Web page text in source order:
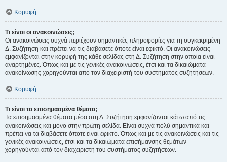
Κορυφή
Τι είναι οι ανακοινώσεις;
Οι ανακοινώσεις συχνά περιέχουν σημαντικές πληροφορίες για τη συγκεκριμένη
Δ. Συζήτηση και πρέπει να τις διαβάσετε όποτε είναι εφικτό. Οι ανακοινώσεις
εμφανίζονται στην κορυφή της κάθε σελίδας στη Δ. Συζήτηση στην οποία είναι
αναρτημένες. Όπως και με τις γενικές ανακοινώσεις, έτσι και τα δικαιώματα
ανακοίνωσης χορηγούνται από τον διαχειριστή του συστήματος συζητήσεων.
Κορυφή
Τι είναι τα επισημασμένα θέματα;
Τα επισημασμένα θέματα μέσα στη Δ. Συζήτηση εμφανίζονται κάτω από τις
ανακοινώσεις και μόνο στην πρώτη σελίδα. Είναι συχνά πολύ σημαντικά και
πρέπει να τα διαβάσετε όποτε είναι εφικτό. Όπως και με τις ανακοινώσεις και τις
γενικές ανακοινώσεις, έτσι και τα δικαιώματα επισήμανσης θεμάτων
χορηγούνται από τον διαχειριστή του συστήματος συζητήσεων.